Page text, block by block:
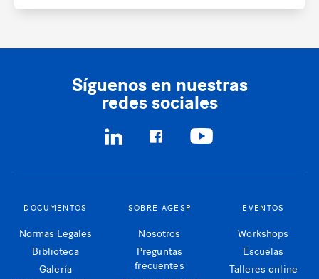
Síguenos en nuestras
redes sociales
DOCUMENTOS
Normas Legales
Biblioteca
Galería
SOBRE AGESP
Nosotros
Preguntas
frecuentes
EVENTOS
Workshops
Escuelas
Talleres online